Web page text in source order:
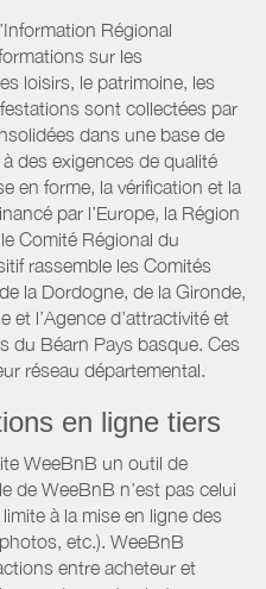
Régional
sur les
loisirs, le patrimoine, les
sont collectées par
dans une base de
des exigences de qualité
en forme, la vérification et la
par l’Europe, la Région
Comité Régional du
rassemble les Comités
la Dordogne, de la Gironde,
l’Agence d’attractivité et
du Béarn Pays basque. Ces
réseau départemental.
en ligne tiers
WeeBnB un outil de
de WeeBnB n’est pas celui
à la mise en ligne des
etc.). WeeBnB
entre acheteur et